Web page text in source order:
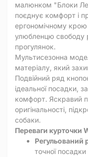
малюнком "Блоки
поєднує комфорт і
ергономічному
улюбленцю свободу
прогулянок.
Мультисезонна
матеріалу, який
Подвійний ряд
ідеальної посадки,
комфорт. Яскравий
оригінальності,
собаки.
Переваги курточки
Регульований
точної посадки